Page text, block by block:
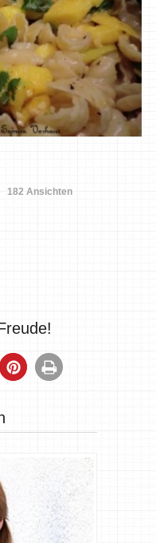
182 Ansichten